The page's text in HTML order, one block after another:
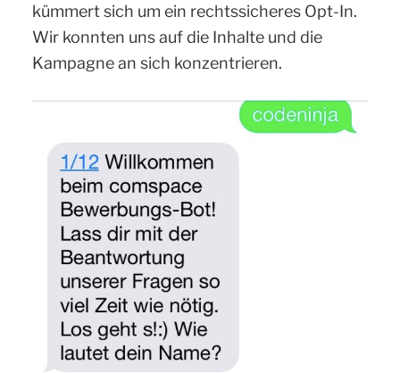
kümmert sich um ein rechtssicheres Opt-In.
Wir konnten uns auf die Inhalte und die
Kampagne an sich konzentrieren.